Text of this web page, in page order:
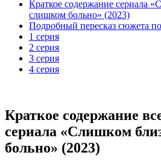
Краткое содержание сериала
слишком больно» (2023)
Подробный пересказ сюжета
1 серия
2 серия
3 серия
4 серия
Краткое содержание
сериала «Слишком
больно» (2023)